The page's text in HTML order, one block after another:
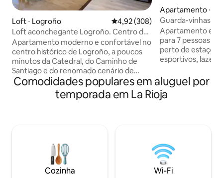
Loft ⋅ Logroño 4,92 de uma avaliação média de
4,92 (308)
Loft aconchegante Logroño. Centro da
cidade. Zona de pedestres
Apartamento moderno e confortável no
centro histórico de Logroño, a poucos
minutos da Catedral, do Caminho de
Santiago e do renomado cenário de
tapas e vinhos da cidade. Explore o
encanto de La Rioja a pé, aproveite os
parques e espaços abertos próximos e
para uma estadia relaxante, seja para
viagens de negócios, turismo ou para o
Caminho. Ideal para casais, viajantes
Apartamento ⋅
Guarda-vinhas 62
Apartamento
para 7 pessoas
perto de
esportivos, lazer,
de 90 cm). 2
tela plana,
micro-ondas,
Espaço de
com no máximo
e 1,85 m de
Comodidades populares em aluguel por
temporada em La Rioja
Cozinha Wi-Fi